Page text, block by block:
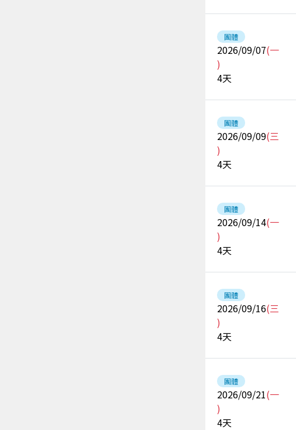
團體
2026/09/07(一
)
4天
團體
2026/09/09(三
)
4天
團體
2026/09/14(一
)
4天
團體
2026/09/16(三
)
4天
團體
2026/09/21(一
)
4天